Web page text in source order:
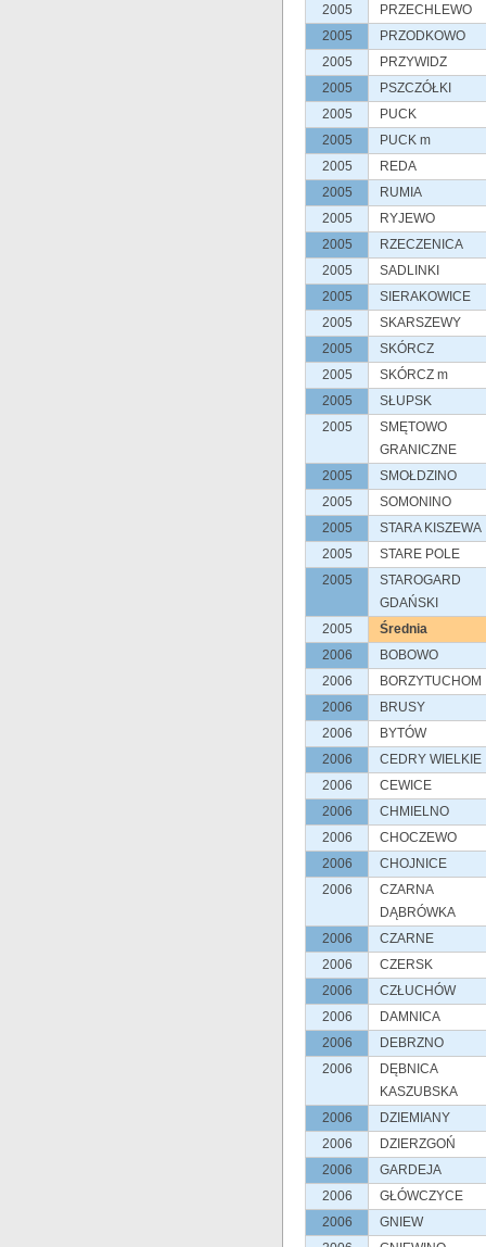
2005
PRZECHLEWO
2005
PRZODKOWO
2005
PRZYWIDZ
2005
PSZCZÓŁKI
2005
PUCK
2005
PUCK m
2005
REDA
2005
RUMIA
2005
RYJEWO
2005
RZECZENICA
2005
SADLINKI
2005
SIERAKOWICE
2005
SKARSZEWY
2005
SKÓRCZ
2005
SKÓRCZ m
2005
SŁUPSK
2005
SMĘTOWO
GRANICZNE
2005
SMOŁDZINO
2005
SOMONINO
2005
STARA KISZEWA
2005
STARE POLE
2005
STAROGARD
GDAŃSKI
2005
Średnia
2006
BOBOWO
2006
BORZYTUCHOM
2006
BRUSY
2006
BYTÓW
2006
CEDRY WIELKIE
2006
CEWICE
2006
CHMIELNO
2006
CHOCZEWO
2006
CHOJNICE
2006
CZARNA
DĄBRÓWKA
2006
CZARNE
2006
CZERSK
2006
CZŁUCHÓW
2006
DAMNICA
2006
DEBRZNO
2006
DĘBNICA
KASZUBSKA
2006
DZIEMIANY
2006
DZIERZGOŃ
2006
GARDEJA
2006
GŁÓWCZYCE
2006
GNIEW